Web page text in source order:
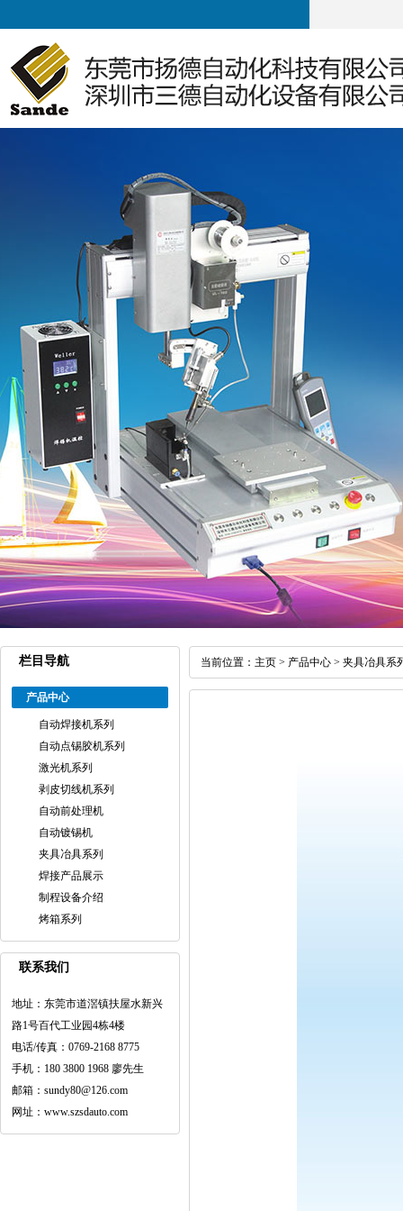
栏目导航
产品中心
自动焊接机系列
自动点锡胶机系列
激光机系列
剥皮切线机系列
自动前处理机
自动镀锡机
夹具冶具系列
焊接产品展示
制程设备介绍
烤箱系列
联系我们
地址：东莞市道滘镇扶屋水新兴
路1号百代工业园4栋4楼
电话/传真：0769-2168 8775
手机：180 3800 1968 廖先生
邮箱：sundy80@126.com
网址：www.szsdauto.com
当前位置： 主页 > 产品中心 > 夹具冶具系